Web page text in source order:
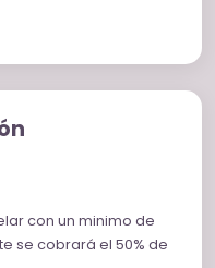
con un minimo de
se cobrará el 50% de